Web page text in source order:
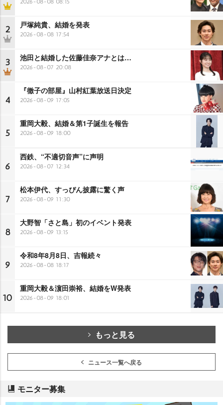
2 戸塚純貴、結婚を発表
2026-08-08 17:54
3 池田と結婚した佐藤佳奈アナとは…
2026-08-07 20:08
4
『徹子の部屋』山村紅葉放送日決定
2026-08-09 17:05
5
重岡大毅、結婚＆第1子誕生を報告
2026-08-09 18:00
6
西鉄、“不適切音声”に声明
2026-08-07 12:34
7
松本伊代、すっぴん披露に驚く声
2026-08-09 11:30
8
大野智「さと島」初のイベント発表
2026-08-09 13:15
9
令和8年8月8日、吉報続々
2026-08-08 18:17
10
重岡大毅＆濵田崇裕、結婚をW発表
2026-08-09 18:01
もっと見る
ニュース一覧へ戻る
モニター募集